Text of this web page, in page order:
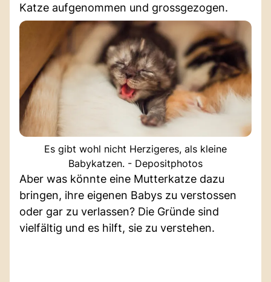
Katze aufgenommen und grossgezogen.
Es gibt wohl nicht Herzigeres, als kleine
Babykatzen. - Depositphotos
Aber was könnte eine Mutterkatze dazu
bringen, ihre eigenen Babys zu verstossen
oder gar zu verlassen? Die Gründe sind
vielfältig und es hilft, sie zu verstehen.